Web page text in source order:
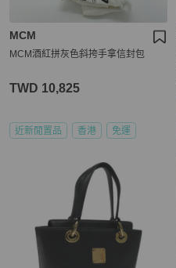
MCM
MCM酒紅拼灰色斜挎手拿信封包
TWD 10,825
近新閒置品 香港 免運